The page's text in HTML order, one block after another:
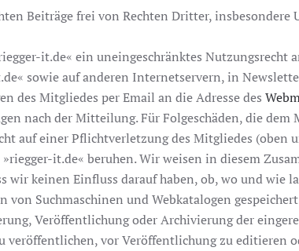
Beiträge frei von Rechten Dritter,
it.de« ein uneingeschränktes Nutzungsrecht
sowie auf anderen Internetservern, in
des Mitgliedes per Email an die Adresse des
nach der Mitteilung. Für Folgeschäden, die dem
auf einer Pflichtverletzung des Mitgliedes (oben
it.de« beruhen. Wir weisen in diesem
wir keinen Einfluss darauf haben, ob, wo und wie
von Suchmaschinen und Webkatalogen
Veröffentlichung oder Archivierung der
veröffentlichen, vor Veröffentlichung zu editieren